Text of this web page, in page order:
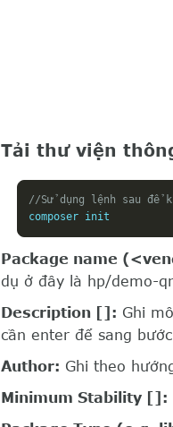
Tải thư viện
//Sử dụng lệnh sau để
composer init
Package name
dụ ở đây là hp/demo-
Description []: Ghi
cần enter để sang
Author: Ghi theo
Minimum Stability []: